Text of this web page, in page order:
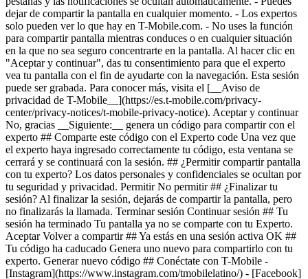
dejar de compartir la pantalla en cualquier momento. - Los expertos
solo pueden ver lo que hay en T-Mobile.com. - No uses la función
para compartir pantalla mientras conduces o en cualquier situación
en la que no sea seguro concentrarte en la pantalla. Al hacer clic en
"Aceptar y continuar", das tu consentimiento para que el experto
vea tu pantalla con el fin de ayudarte con la navegación. Esta sesión
puede ser grabada. Para conocer más, visita el [__Aviso de
privacidad de T-Mobile__](https://es.t-mobile.com/privacy-
center/privacy-notices/t-mobile-privacy-notice). Aceptar y continuar
No, gracias __Siguiente:__ genera un código para compartir con el
experto ## Comparte este código con el Experto code Una vez que
el experto haya ingresado correctamente tu código, esta ventana se
cerrará y se continuará con la sesión. ## ¿Permitir compartir pantalla
con tu experto? Los datos personales y confidenciales se ocultan por
tu seguridad y privacidad. Permitir No permitir ## ¿Finalizar tu
sesión? Al finalizar la sesión, dejarás de compartir la pantalla, pero
no finalizarás la llamada. Terminar sesión Continuar sesión ## Tu
sesión ha terminado Tu pantalla ya no se comparte con tu Experto.
Aceptar Volver a compartir ## Ya estás en una sesión activa OK ##
Tu código ha caducado Genera uno nuevo para compartirlo con tu
experto. Generar nuevo código ## Conéctate con T-Mobile -
[Instagram](https://www.instagram.com/tmobilelatino/) - [Facebook]